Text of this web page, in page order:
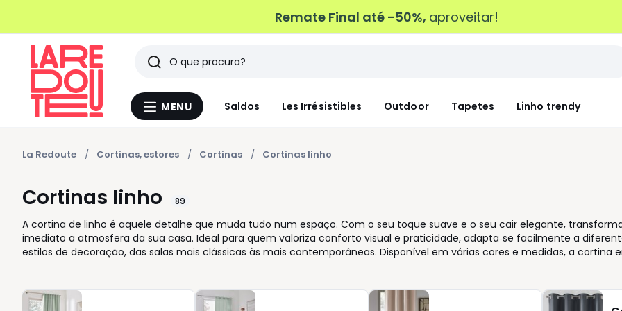
Remate Final até -50%, aproveitar!
Menu
MENU Saldos Les Irrésistibles Outdoor Tapetes Linho trendy
Pesquisar
Últimos
artigos
vistos
La Redoute Cortinas, estores Cortinas Cortinas linho
Cortinas linho 89
A cortina de linho é aquele detalhe que muda tudo num espaço. Com o seu toque suave e o seu cair elegante,
imediato a atmosfera da sua casa. Ideal para quem valoriza conforto visual e praticidade, adapta‑se facilmente a
estilos de decoração, das salas mais clássicas às mais contemporâneas. Disponível em várias cores e medidas, a cortina
facilitar a sua rotina: cortinas opacas para um descanso tranquilo, versões translúcidas para iluminar a sala ou opções
mistura de texturas para um efeito mais sofisticado. Com sistemas de penduração práticos, como ilhós ou calha, a